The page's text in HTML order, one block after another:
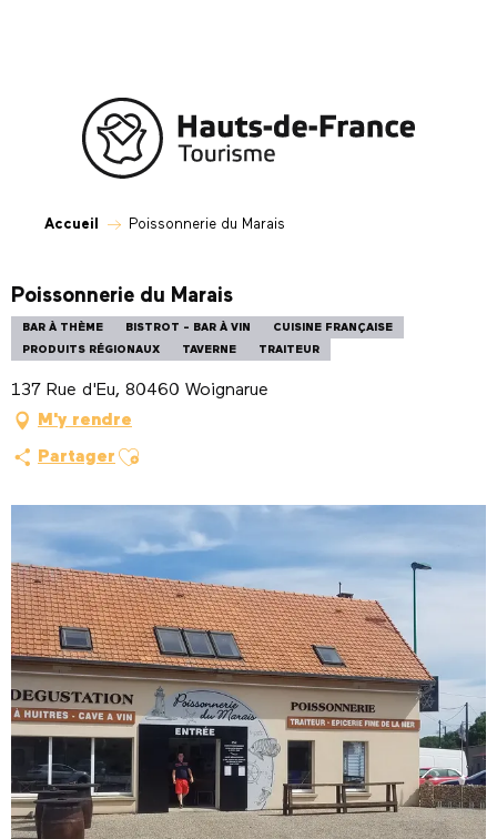
Accueil Poissonnerie du Marais
Poissonnerie du Marais
BAR À THÈME BISTROT - BAR À VIN
CUISINE FRANÇAISE
PRODUITS RÉGIONAUX
TAVERNE TRAITEUR
137 Rue d'Eu, 80460 Woignarue
M'y rendre
Partager Ajouter aux favoris